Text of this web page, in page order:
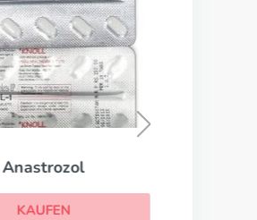
Anastrozol
KAUFEN